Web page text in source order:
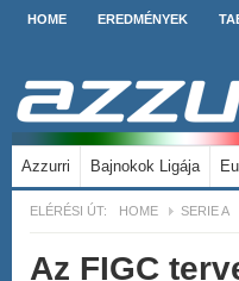
HOME EREDMÉNYEK
Azzurri Bajnokok Ligája
ELÉRÉSI ÚT: HOME SERIE A
Az FIGC